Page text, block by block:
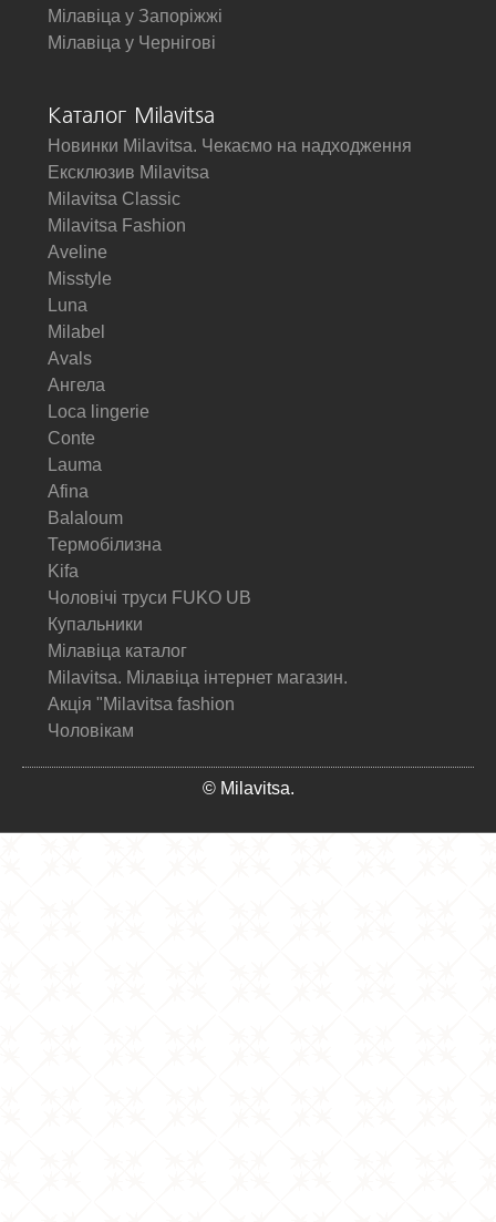
Мілавіца у Запоріжжі
Мілавіца у Чернігові
Каталог Milavitsa
Новинки Milavitsa. Чекаємо на надходження
Ексклюзив Milavitsa
Milavitsa Classic
Milavitsa Fashion
Aveline
Misstyle
Luna
Milabel
Avals
Ангела
Loca lingerie
Conte
Lauma
Afina
Balaloum
Термобілизна
Kifa
Чоловічі труси FUKO UB
Купальники
Мілавіца каталог
Milavitsa. Мілавіца інтернет магазин.
Акція "Milavitsa fashion
Чоловікам
© Milavitsa.